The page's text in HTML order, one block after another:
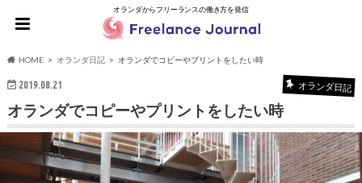
オランダからフリーランスの働き方を発信
HOME オランダ日記 オランダでコピーやプリントをしたい時
2019.08.21 オランダ日記
オランダでコピーやプリントをしたい時